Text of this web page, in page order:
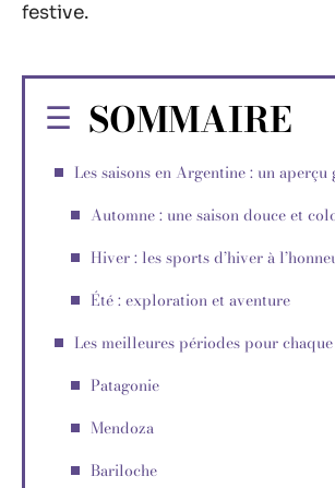
festive.
SOMMAIRE
Les saisons en Argentine : un aperçu
Automne : une saison douce et
Hiver : les sports d’hiver à
Été : exploration et aventure
Les meilleures périodes pour
Patagonie
Mendoza
Bariloche